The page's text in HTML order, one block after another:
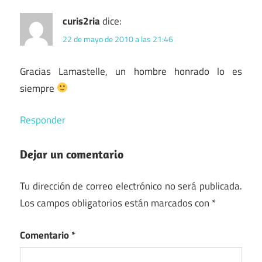
curis2riadice:
22 de mayo de 2010 a las 21:46
Gracias Lamastelle, un hombre honrado lo es
siempre
Responder
Dejar un comentario
Tu dirección de correo electrónico no será publicada.
Los campos obligatorios están marcados con *
Comentario*